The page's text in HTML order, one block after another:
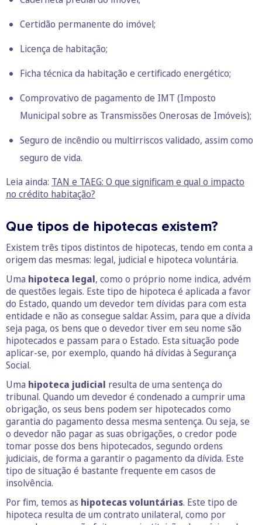
Certidão permanente do imóvel;
Licença de habitação;
Ficha técnica da habitação e certificado energético;
Comprovativo de pagamento de IMT (Imposto
Municipal sobre as Transmissões Onerosas de Imóveis);
Seguro de incêndio ou multirriscos validado, assim como
seguro de vida.
Leia ainda: TAN e TAEG: O que significam e qual o impacto
no crédito habitação?
Que tipos de hipotecas existem?
Existem três tipos distintos de hipotecas, tendo em conta a
origem das mesmas: legal, judicial e hipoteca voluntária.
Uma hipoteca legal, como o próprio nome indica, advém
de questões legais. Este tipo de hipoteca é aplicada a favor
do Estado, quando um devedor tem dívidas para com esta
entidade e não as consegue saldar. Assim, para que a dívida
seja paga, os bens que o devedor tiver em seu nome são
hipotecados e passam para o Estado. Esta situação pode
aplicar-se, por exemplo, quando há dívidas à Segurança
Social.
Uma hipoteca judicial resulta de uma sentença do
tribunal. Quando um devedor é condenado a cumprir uma
obrigação, os seus bens podem ser hipotecados como
garantia do pagamento dessa mesma sentença. Ou seja, se
o devedor não pagar as suas obrigações, o credor pode
tomar posse dos bens hipotecados, segundo ordens
judiciais, de forma a garantir o pagamento da dívida. Este
tipo de situação é bastante frequente em casos de
insolvência.
Por fim, temos as hipotecas voluntárias. Este tipo de
hipoteca resulta de um contrato unilateral, como por